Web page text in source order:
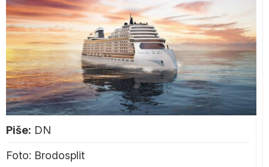
Piše: DN
Foto: Brodosplit